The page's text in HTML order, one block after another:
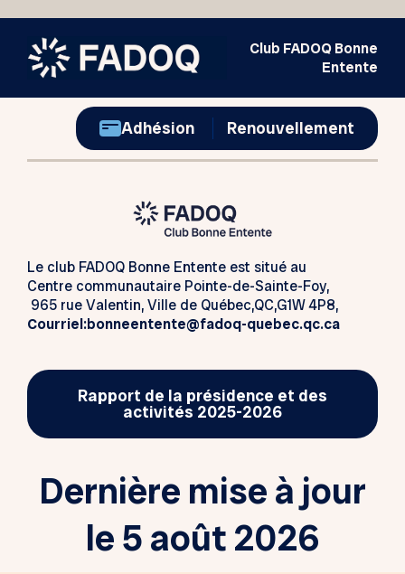
Club FADOQ Bonne
Entente
Adhésion Renouvellement
Le club FADOQ Bonne Entente est situé au
Centre communautaire Pointe-de-Sainte-Foy,
965 rue Valentin, Ville de Québec,QC,G1W 4P8,
Courriel:bonneentente@fadoq-quebec.qc.ca
Rapport de la présidence et des
activités 2025-2026
Dernière mise à jour
le 5 août 2026